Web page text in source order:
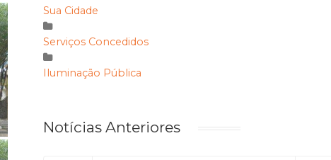
Sua Cidade
Serviços Concedidos
Iluminação Pública
Notícias Anteriores